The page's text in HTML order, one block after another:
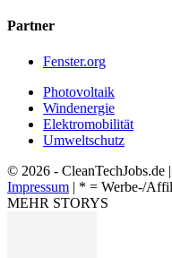
Partner
Fenster.org
Photovoltaik
Windenergie
Elektromobilität
Umweltschutz
© 2026 - CleanTechJobs.de |
Impressum | * = Werbe-/
MEHR STORYS